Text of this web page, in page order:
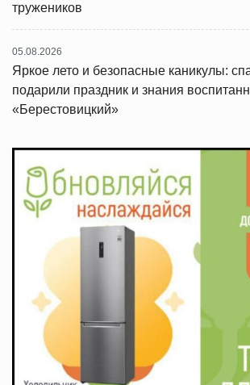
тружеников
05.08.2026
Яркое лето и безопасные каникулы:
подарили праздник и знания
«Берестовицкий»